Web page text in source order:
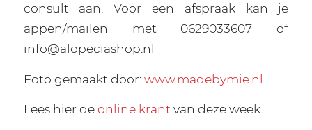
consult aan. Voor een afspraak kan je
appen/mailen met 0629033607 of
info@alopeciashop.nl
Foto gemaakt door:www.madebymie.nl
Lees hier deonline krant van deze week.